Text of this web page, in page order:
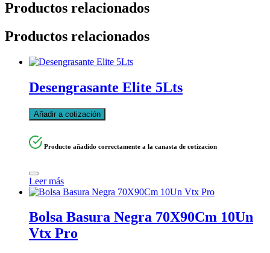
Productos relacionados
Productos relacionados
Desengrasante Elite 5Lts
Añadir a cotización
Producto añadido correctamente a la canasta de cotizacion
Leer más
Bolsa Basura Negra 70X90Cm 10Un
Vtx Pro